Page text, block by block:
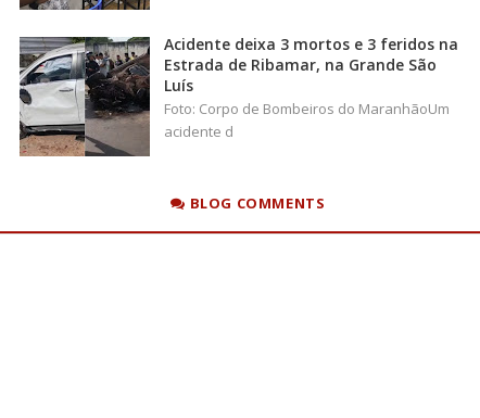
Acidente deixa 3 mortos e 3 feridos na
Estrada de Ribamar, na Grande São
Luís
Foto: Corpo de Bombeiros do MaranhãoUm
acidente d
BLOG COMMENTS